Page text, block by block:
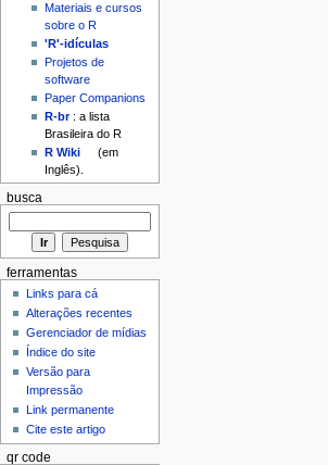
Materiais e cursos
sobre o R
'R'-idículas
Projetos de
software
Paper Companions
R-br: a lista
Brasileira do R
R Wiki
(em
Inglês).
busca
ferramentas
Links para cá
Alterações recentes
Gerenciador de mídias
Índice do site
Versão para
Impressão
Link permanente
Cite este artigo
qr code